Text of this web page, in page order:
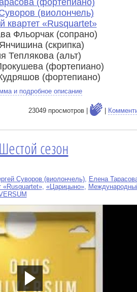
(виолончель)
квартет «Rusquartet»
Фльорчак (сопрано)
(скрипка)
Теплякова (альт)
(фортепиано)
(фортепиано)
и подробное описание
23049 просмотров | |
сезон
Суворов (виолончель), Елена
«Rusquartet», «Царицыно»,